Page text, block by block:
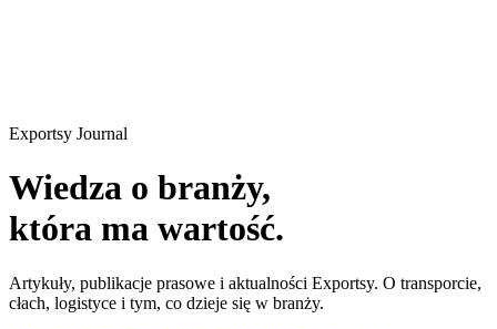
Exportsy Journal
Wiedza o branży,
która ma wartość.
Artykuły, publikacje prasowe i aktualności Exportsy. O transporcie,
cłach, logistyce i tym, co dzieje się w branży.